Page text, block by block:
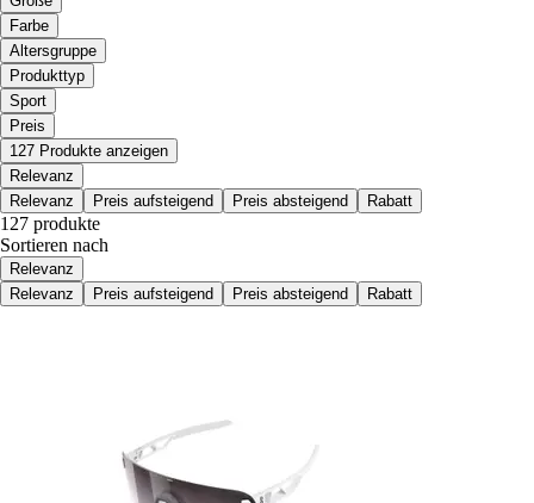
Farbe
Altersgruppe
Produkttyp
Sport
Preis
127 Produkte anzeigen
Relevanz
Relevanz
Preis aufsteigend Preis absteigend Rabatt
127 produkte
Sortieren nach
Relevanz
Relevanz
Preis aufsteigend Preis absteigend Rabatt